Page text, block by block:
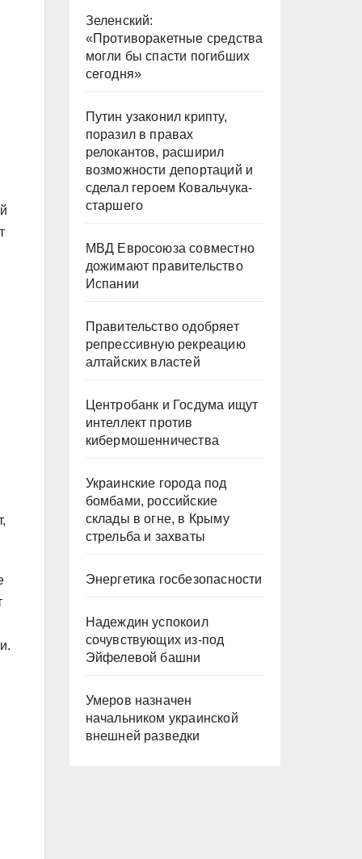
Зеленский:
«Противоракетные средства
могли бы спасти погибших
сегодня»
Путин узаконил крипту,
поразил в правах
релокантов, расширил
возможности депортаций и
сделал героем Ковальчука-
старшего
МВД Евросоюза совместно
дожимают правительство
Испании
Правительство одобряет
репрессивную рекреацию
алтайских властей
Центробанк и Госдума ищут
интеллект против
кибермошенничества
Украинские города под
бомбами, российские
склады в огне, в Крыму
стрельба и захваты
Энергетика госбезопасности
Надеждин успокоил
сочувствующих из-под
Эйфелевой башни
Умеров назначен
начальником украинской
внешней разведки